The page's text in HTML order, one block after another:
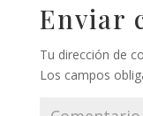
Enviar
Tu dirección de
Los campos